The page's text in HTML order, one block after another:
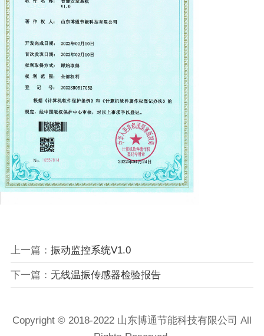
上一篇： 振动监控系统V1.0
下一篇： 无线温振传感器检验报告
Copyright © 2018-2022 山东博通节能科技有限公司 All